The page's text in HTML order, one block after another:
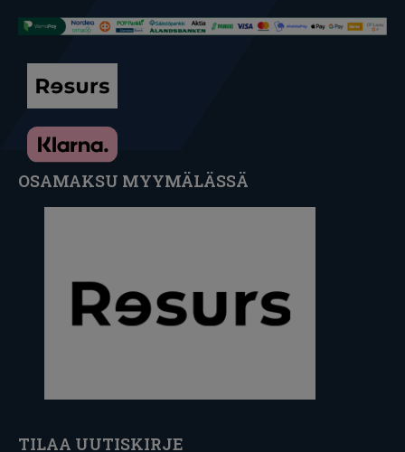
OSAMAKSU MYYMÄLÄSSÄ
TILAA UUTISKIRJE